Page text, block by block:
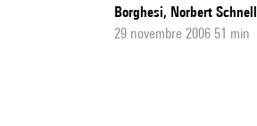
Borghesi, Norbert Schnell
29 novembre 2006 51 min